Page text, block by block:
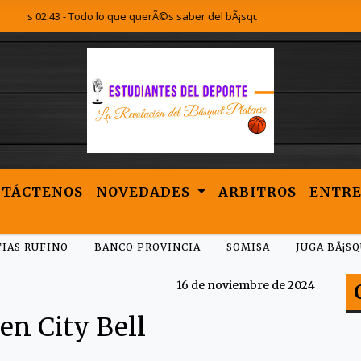
- Todo lo que querÃ©s saber del bÃ¡squet Platense lo encontrÃ¡s
NOVEDADES ARBITROS
RUFINO BANCO PROVINCIA SOMISA JUGA
16 de noviembre de 2024
City Bell